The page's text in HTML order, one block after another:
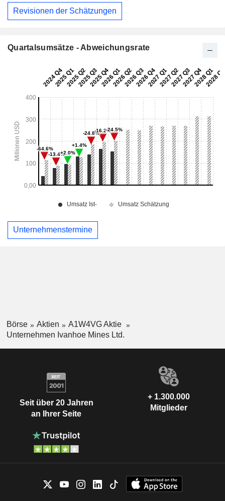
Revisionen der Schätzungen
Quartalsumsätze - Abweichungsrate
Unternehmenstermine
Börse Aktien
A1W4VG Aktie
Unternehmen Ivanhoe Mines Ltd.
Seit über 20 Jahren
an Ihrer Seite
+ 1.300.000
Mitglieder